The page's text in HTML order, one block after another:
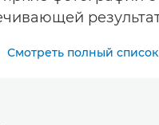
Смотреть полный